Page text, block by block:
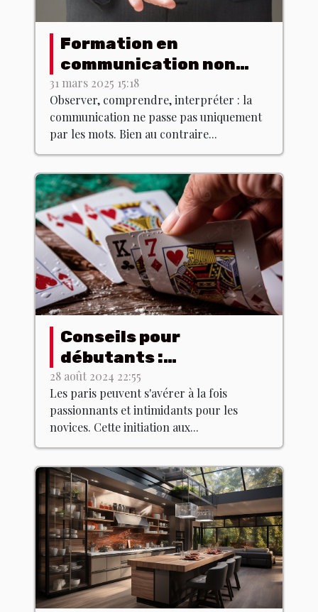
Formation en
communication non
verbale : est-ce que ça
existe ?
31 mars 2025 15:18
Observer, comprendre, interpréter : la
communication ne passe pas uniquement
par les mots. Bien au contraire...
Conseils pour
débutants :
comprendre les bases
des paris
28 août 2024 22:55
Les paris peuvent s'avérer à la fois
passionnants et intimidants pour les
novices. Cette initiation aux...